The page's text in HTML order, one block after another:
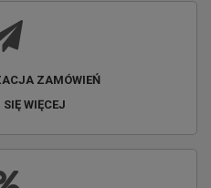
ZAMÓWIEŃ
SIĘ WIĘCEJ